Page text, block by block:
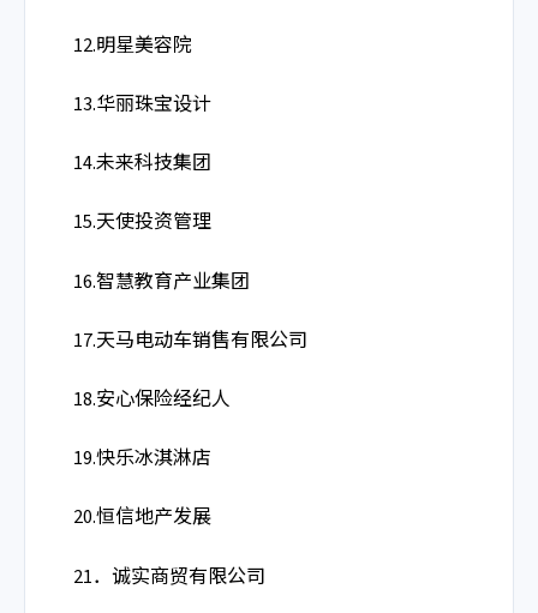
12.明星美容院
13.华丽珠宝设计
14.未来科技集团
15.天使投资管理
16.智慧教育产业集团
17.天马电动车销售有限公司
18.安心保险经纪人
19.快乐冰淇淋店
20.恒信地产发展
21．诚实商贸有限公司